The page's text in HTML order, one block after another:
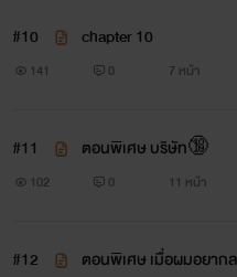
#10 chapter 10
141 0 7 หน้า
#11 ตอนพิเศษ บริษัท🔞
102 0 11 หน้า
#12 ตอนพิเศษ เมื่อผมอยาก